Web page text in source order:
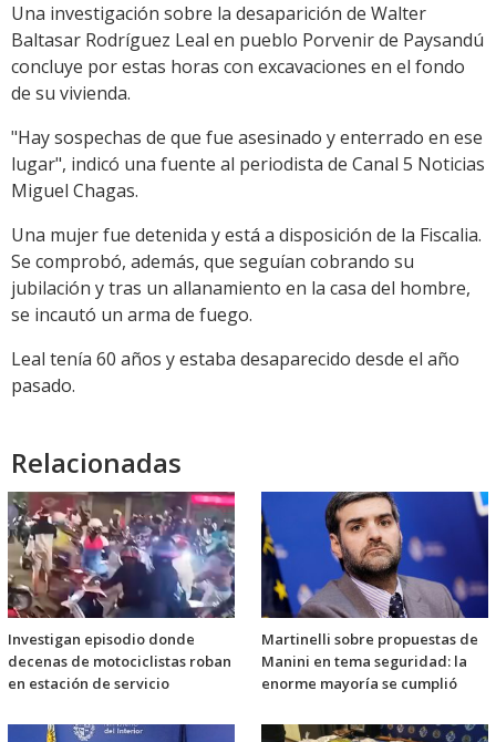
Link
Una investigación sobre la desaparición de Walter
Baltasar Rodríguez Leal en pueblo Porvenir de Paysandú
concluye por estas horas con excavaciones en el fondo
de su vivienda.
"Hay sospechas de que fue asesinado y enterrado en ese
lugar", indicó una fuente al periodista de Canal 5 Noticias
Miguel Chagas.
Una mujer fue detenida y está a disposición de la Fiscalia.
Se comprobó, además, que seguían cobrando su
jubilación y tras un allanamiento en la casa del hombre,
se incautó un arma de fuego.
Leal tenía 60 años y estaba desaparecido desde el año
pasado.
Relacionadas
Investigan episodio donde
decenas de motociclistas roban
en estación de servicio
Martinelli sobre propuestas de
Manini en tema seguridad: la
enorme mayoría se cumplió